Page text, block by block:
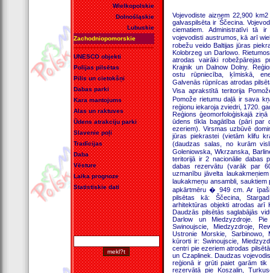
Wielkopolskie
Dolnośląskie
Lubuskie
Zachodniopomorskie
UNESCO objekti
Polijas pilsētas
Pilis un cietokšņi
Dabas parki
Kara mantojums
Alas un raktuves
Ūdens atrakciju parki
Slavenie poļi
Tradīcijas
Daba
Vēsture
Laika prognoze
Statistiskie dati
Vojevodiste aizņem 22,900
galvaspilsēta ir Ščecina.
ciematiem. Administratīvi tā
vojevodisti austrumos, kā arī
robežu veido Baltijas jūras
Kolobrzeg un Darlowo.
atrodas vairāki robežpārejas
Krajnik un Dalnow Dolny.
ostu rūpniecība, ķīmiskā,
Galvenās rūpnīcas atrodas
Visa aprakstītā teritorija
Pomože rietumu daļā ir sava
reģionu iekaroja zviedri, 1720.
Reģions ģeomorfoloģiskajā
ūdens tīkla bagātība (pāri par
ezeriem). Virsmas uzbūvē
jūras piekrastei (vietām klifu
(daudzas salas, no kurām
Goleniowska, Wkrzanska,
teritorijā ir 2 nacionālie dabas
dabas rezervātu (varāk par
uzmanību jāvelta
laukakmeņu ansambli,
apkārtmēru � 949 cm. Ar
pilsētas kā: Ščecina,
arhitektūras objekti atrodas arī
Daudzās pilsētās saglabājās
Darlow un Miedzyzdroje. Pie
Swinoujscie, Miedzyzdroje,
Ustronie Morskie, Sarbinowo,
kūrorti ir: Swinoujscie,
centri pie ezeriem atrodas
un Czaplinek. Daudzas
reģionā ir grūti paiet garām tik
rezervātā pie Koszalin,